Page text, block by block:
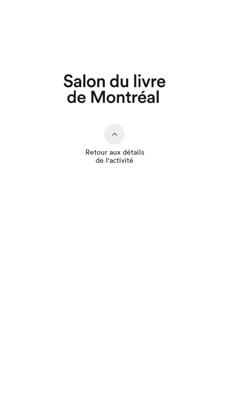
Que cherchez-vous?
Retour aux détails
de l'activité